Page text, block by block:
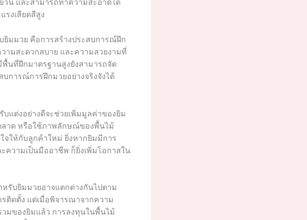
และสามารถทำความสะอาดได้
รงเสียดสีสูง
มมวย คือการสร้างประสบการณ์ฝึก
มสะดวกสบาย และความสวยงามที่
นที่ฝึกมาตรฐานสูงยังสามารถจัด
การณ์การฝึกมวยอย่างจริงจังได้
แต่งอย่างดีจะช่วยเพิ่มมูลค่าของยิม
ลาด หรือใช้ภาพลักษณ์ของพื้นไม้
ให้กับลูกค้าใหม่ ยิ่งหากยิมมีการ
วามเป็นมืออาชีพ ก็ยิ่งเพิ่มโอกาสใน
รับยิมมวยอาจแตกต่างกันไปตาม
ติดตั้ง แต่เมื่อพิจารณาจากความ
มของยิมแล้ว การลงทุนในพื้นไม้